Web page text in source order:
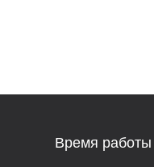
Время работы